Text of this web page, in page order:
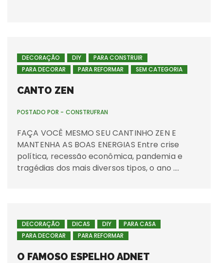
DECORAÇÃO DIY
PARA CONSTRUIR
PARA DECORAR
PARA REFORMAR SEM CATEGORIA
CANTO ZEN
POSTADO POR - CONSTRUFRAN
FAÇA VOCÊ MESMO SEU CANTINHO ZEN E
MANTENHA AS BOAS ENERGIAS Entre crise
política, recessão econômica, pandemia e
tragédias dos mais diversos tipos, o ano ….
DECORAÇÃO DICAS DIY
PARA CASA
PARA DECORAR
PARA REFORMAR
O FAMOSO ESPELHO ADNET